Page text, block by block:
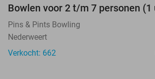
Bowlen voor 2 t/m 7 personen (1
Pins & Pints Bowling
Nederweert
Verkocht: 662